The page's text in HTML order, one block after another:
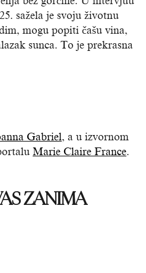
sažela je svoju životnu
mogu popiti čašu vina,
sunca. To je prekrasna
Gabriel, a u izvornom
Marie Claire France.
ZANIMA